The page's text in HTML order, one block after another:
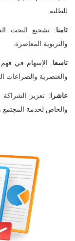
للطلبة.
ثامنا: تشجيع البحث
والتربوية المعاصرة.
تاسعا: الإسهام في فهم
والعنصرية والصراعات
عاشرا : تعزيز
والخاص لخدمة المجتمع